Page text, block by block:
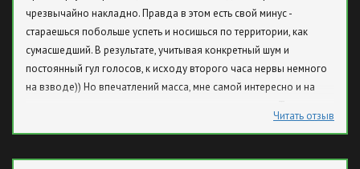
чрезвычайно накладно. Правда в этом есть свой минус -
стараешься побольше успеть и носишься по территории, как
сумасшедший. В результате, учитывая конкретный шум и
постоянный гул голосов, к исходу второго часа нервы немного
на взводе)) Но впечатлений масса, мне самой интересно и на
Читать отзыв